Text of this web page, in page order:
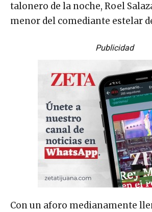
talonero de la noche, Roel
menor del comediante estelar
Publicidad
Con un aforo medianamente